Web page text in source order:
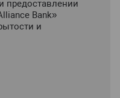
предоставлении
Bank»
и